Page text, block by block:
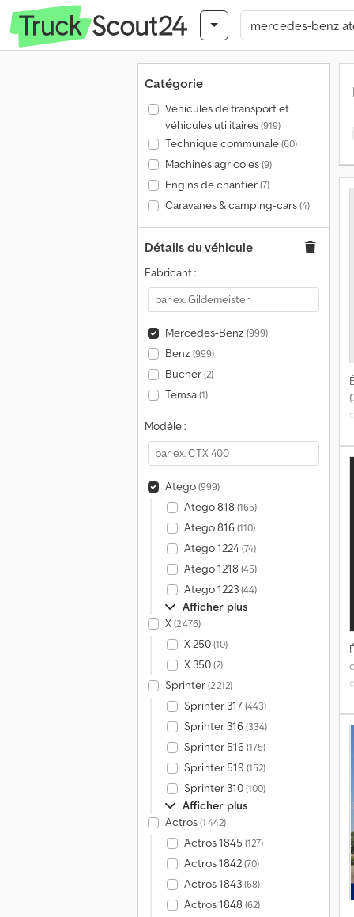
Catégorie
Véhicules de transport et
véhicules utilitaires(919)
Technique communale(60)
Machines agricoles(9)
Engins de chantier(7)
Caravanes & camping-cars(4)
Détails du véhicule
Fabricant :
Mercedes-Benz (999)
Benz (999)
Bucher(2)
Temsa(1)
Modèle :
Atego(999)
Atego 818 (165)
Atego 816(110)
Atego 1224(74)
Atego 1218 (45)
Atego 1223(44)
Afficher plus
X(2 476)
X 250(10)
X 350(2)
Sprinter(2 212)
Sprinter 317(443)
Sprinter 316(334)
Sprinter 516(175)
Sprinter 519 (152)
Sprinter 310(100)
Afficher plus
Actros(1 442)
Actros 1845 (127)
Actros 1842(70)
Actros 1843(68)
Actros 1848 (62)